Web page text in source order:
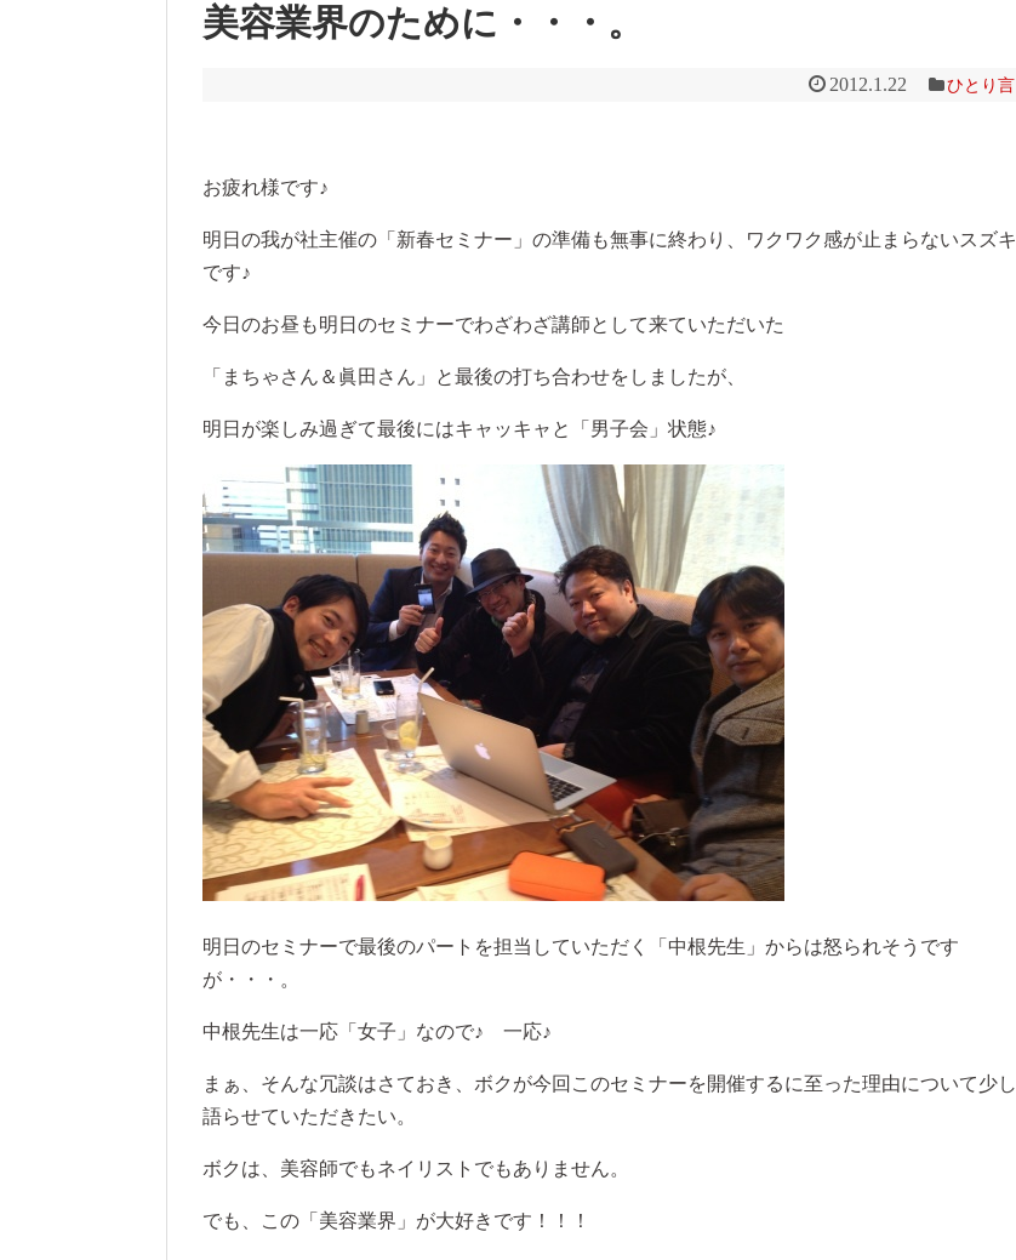
美容業界のために・・・。
2012.1.22 ひとり言
お疲れ様です♪
明日の我が社主催の「新春セミナー」の準備も無事に終わり、ワクワク感が止まらないスズキ
です♪
今日のお昼も明日のセミナーでわざわざ講師として来ていただいた
「まちゃさん＆眞田さん」と最後の打ち合わせをしましたが、
明日が楽しみ過ぎて最後にはキャッキャと「男子会」状態♪
明日のセミナーで最後のパートを担当していただく「中根先生」からは怒られそうです
が・・・。
中根先生は一応「女子」なので♪ 一応♪
まぁ、そんな冗談はさておき、ボクが今回このセミナーを開催するに至った理由について少し
語らせていただきたい。
ボクは、美容師でもネイリストでもありません。
でも、この「美容業界」が大好きです！！！